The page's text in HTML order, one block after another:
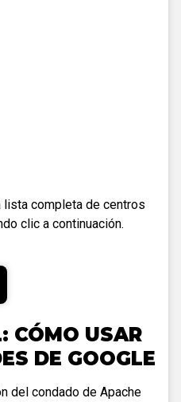
completa de centros
clic a continuación.
CÓMO USAR
DE GOOGLE
del condado de Apache